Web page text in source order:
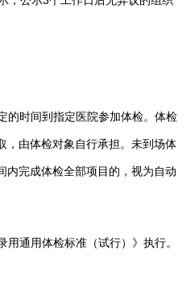
的时间到指定医院参加体检。体检
，由体检对象自行承担。未到场体
内完成体检全部项目的，视为自动
用通用体检标准（试行）》执行。